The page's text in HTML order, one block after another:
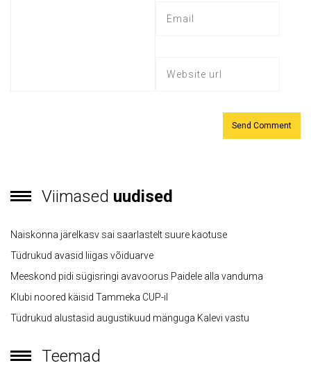
Viimased uudised
Naiskonna järelkasv sai saarlastelt suure kaotuse
Tüdrukud avasid liigas võiduarve
Meeskond pidi sügisringi avavoorus Paidele alla vanduma
Klubi noored käisid Tammeka CUP-il
Tüdrukud alustasid augustikuud mänguga Kalevi vastu
Teemad